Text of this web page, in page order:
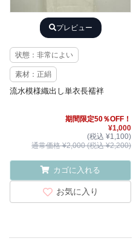
プレビュー
状態：非常によい
素材：正絹
流水模様織出し単衣長襦袢
期間限定50％OFF！
¥1,000
(税込 ¥1,100)
通常価格 ¥2,000 (税込 ¥2,200)
カゴに入れる
お気に入り